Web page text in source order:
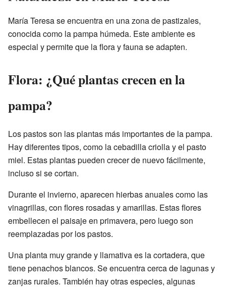
María Teresa se encuentra en una zona de pastizales,
conocida como la pampa húmeda. Este ambiente es
especial y permite que la flora y fauna se adapten.
Flora: ¿Qué plantas crecen en la
pampa?
Los pastos son las plantas más importantes de la pampa.
Hay diferentes tipos, como la cebadilla criolla y el pasto
miel. Estas plantas pueden crecer de nuevo fácilmente,
incluso si se cortan.
Durante el invierno, aparecen hierbas anuales como las
vinagrillas, con flores rosadas y amarillas. Estas flores
embellecen el paisaje en primavera, pero luego son
reemplazadas por los pastos.
Una planta muy grande y llamativa es la cortadera, que
tiene penachos blancos. Se encuentra cerca de lagunas y
zanjas rurales. También hay otras especies, algunas